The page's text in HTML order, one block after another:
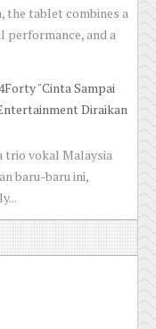
the tablet combines a
performance, and a
"Cinta Sampai
Diraikan
trio vokal Malaysia
baru-baru ini,